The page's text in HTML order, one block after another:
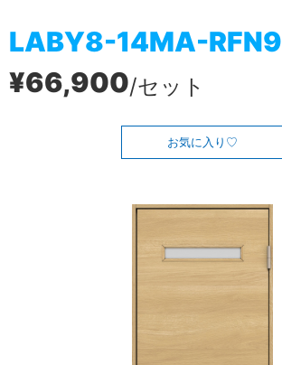
LABY8-14MA-RFN9
¥66,900/セット
お気に入り